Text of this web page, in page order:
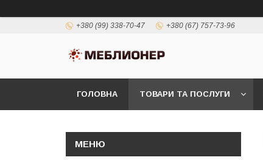
+380 (99) 338-70-47 +380 (67) 757-73-96
ГОЛОВНА ТОВАРИ ТА ПОСЛУГИ